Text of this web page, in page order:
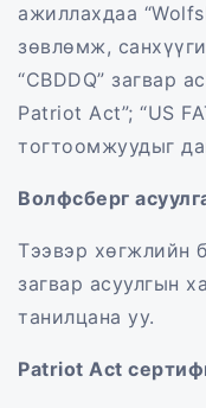
ажиллахдаа
зөвлөмж,
“CBDDQ” загвар
Patriot Act”; “US
тогтоомжуудыг
Волфсберг
Тээвэр хөгжлийн
загвар асуулгын
танилцана уу.
Patriot Act